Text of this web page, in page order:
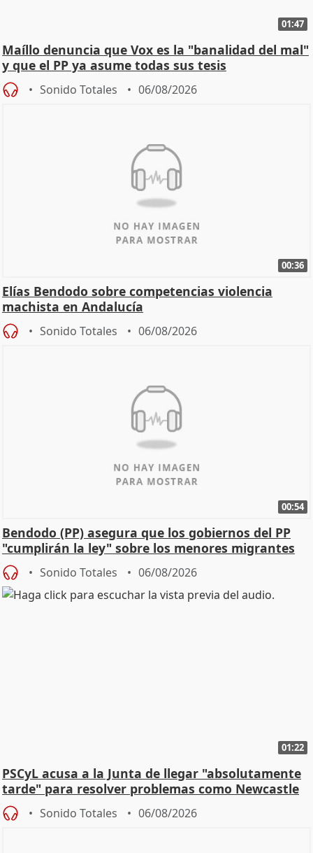
01:47
Maíllo denuncia que Vox es la "banalidad del mal"
y que el PP ya asume todas sus tesis
Sonido Totales 06/08/2026
00:36
Elías Bendodo sobre competencias violencia
machista en Andalucía
Sonido Totales 06/08/2026
00:54
Bendodo (PP) asegura que los gobiernos del PP
"cumplirán la ley" sobre los menores migrantes
Sonido Totales 06/08/2026
01:22
PSCyL acusa a la Junta de llegar "absolutamente
tarde" para resolver problemas como Newcastle
Sonido Totales 06/08/2026